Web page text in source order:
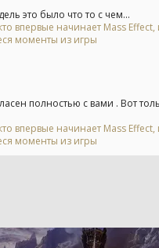
это было что то с чем...
впервые начинает Mass
моменты из игры
полностью с вами . Вот
впервые начинает Mass
моменты из игры